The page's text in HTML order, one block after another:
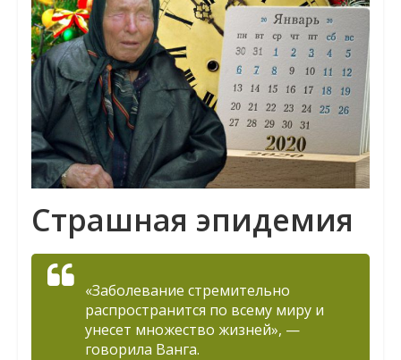
Страшная эпидемия
«Заболевание стремительно
распространится по всему миру и
унесет множество жизней», —
говорила Ванга.